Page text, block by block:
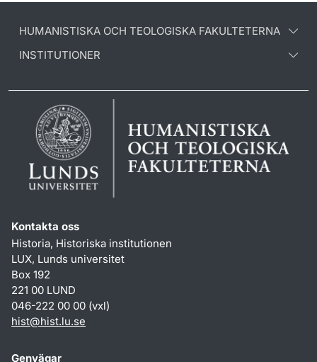
HUMANISTISKA OCH TEOLOGISKA FAKULTETERNA
INSTITUTIONER
Kontakta oss
Historia, Historiska institutionen
LUX, Lunds universitet
Box 192
221 00 LUND
046-222 00 00 (vxl)
hist@hist.lu.se
Genvägar